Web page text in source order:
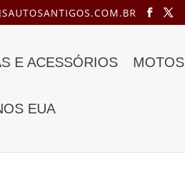
E ACESSÓRIOS MOTOS
EUA
guerra”